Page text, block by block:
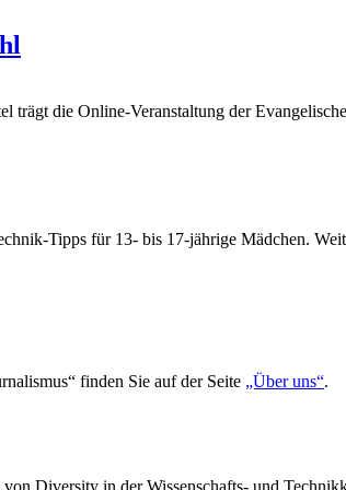
trägt die Online-Veranstaltung der
Tipps für 13- bis 17-jährige Mädchen.
finden Sie auf der Seite „Über uns“.